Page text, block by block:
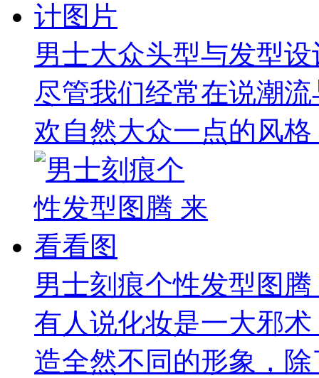
男士大众头型与发型
尽管我们经常在说潮
欢自然大众一点的风
男士刻痕个性发型图
有人说化妆是一大邪
造全然不同的形象，